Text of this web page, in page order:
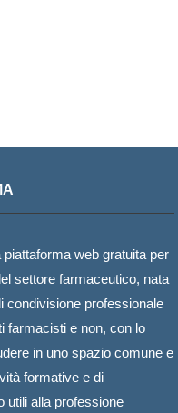
piattaforma web gratuita per
settore farmaceutico, nata
condivisione professionale
farmacisti e non, con lo
in uno spazio comune e
formative e di
utili alla professione